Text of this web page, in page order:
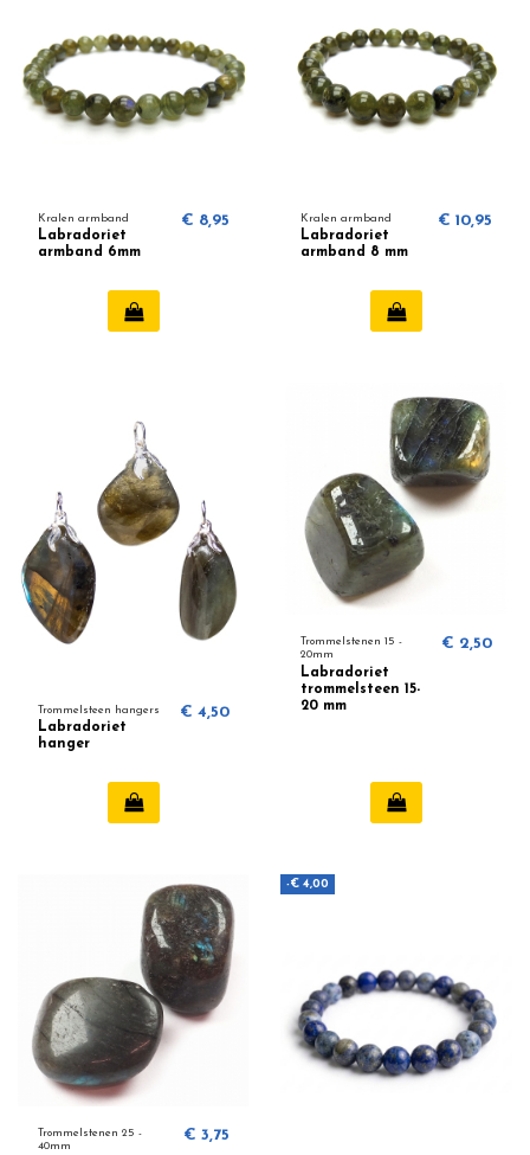
Kralen armband
Labradoriet
armband 6mm
€ 8,95 Kralen armband
Labradoriet
armband 8 mm
€ 10,95
Trommelsteen hangers
Labradoriet
hanger
€ 4,50
Trommelstenen 15 -
20mm
Labradoriet
trommelsteen 15-
20 mm
€ 2,50
Trommelstenen 25 -
40mm
€ 3,75
-€ 4,00